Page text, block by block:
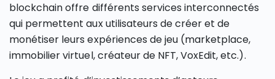
blockchain offre différents services interconnectés
qui permettent aux utilisateurs de créer et de
monétiser leurs expériences de jeu (marketplace,
immobilier virtuel, créateur de NFT, VoxEdit, etc.).